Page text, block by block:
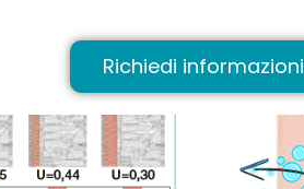
Richiedi informazioni